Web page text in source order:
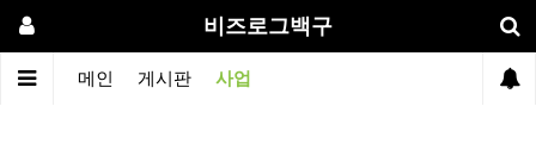
비즈로그백구
메인 게시판 사업